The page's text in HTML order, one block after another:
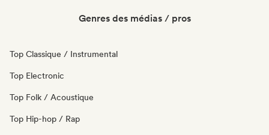
Genres des médias / pros
Top Classique / Instrumental
Top Electronic
Top Folk / Acoustique
Top Hip-hop / Rap